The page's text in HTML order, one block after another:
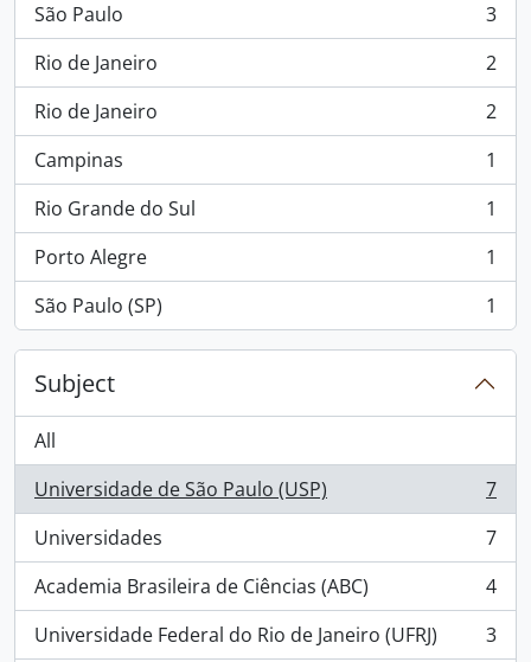
São Paulo
, 3 results
3
Rio de Janeiro
, 2 results
2
Rio de Janeiro
, 2 results
2
Campinas
, 1 results
1
Rio Grande do Sul
, 1 results
1
Porto Alegre
, 1 results
1
São Paulo (SP)
, 1 results 1
Subject
All
Universidade de São Paulo (USP)
, 7 results
7
Universidades
, 7 results
7
Academia Brasileira de Ciências (ABC)
, 4 results
4
Universidade Federal do Rio de Janeiro (UFRJ)
, 3 results
3